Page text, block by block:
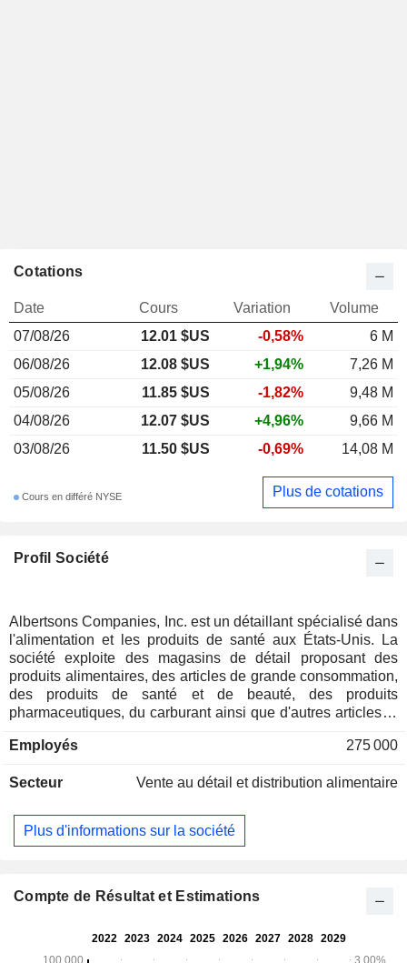
Profil Société
Albertsons Companies, Inc. est un détaillant spécialisé dans
l'alimentation et les produits de santé aux États-Unis. La
société exploite des magasins de détail proposant des
produits alimentaires, des articles de grande consommation,
des produits de santé et de beauté, des produits
pharmaceutiques, du carburant ainsi que d'autres articles et
Elle exploite environ 2 244 magasins de détail, auxquels
spécialisés, 19 sites de production et diverses plateformes
répartis dans 35 États et dans le district de Columbia sous
22 enseignes, notamment Albertsons, Safeway, Vons,
Haggen, Kings Food Markets et Balducci's Food Lovers
Signature SELECT, O Organics, Open Nature, Signature
Employés 275 000
Secteur Vente au détail et distribution alimentaire
Plus d'informations sur la société
Cotations
Date Cours Variation
Volume
07/08/26
12.01 $US -0,58%
6 M
06/08/26
12.08 $US +1,94%
7,26 M
05/08/26
11.85 $US -1,82%
9,48 M
04/08/26
12.07 $US +4,96%
9,66 M
03/08/26
11.50 $US -0,69% 14,08 M
Cours en différé NYSE Plus de cotations
Compte de Résultat et Estimations